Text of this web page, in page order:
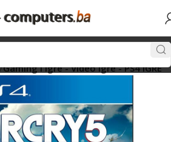
Gaming i igre - Video igre - PS4 IGRE